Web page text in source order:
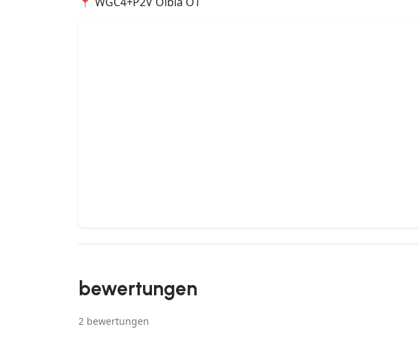
bewertungen
2 bewertungen